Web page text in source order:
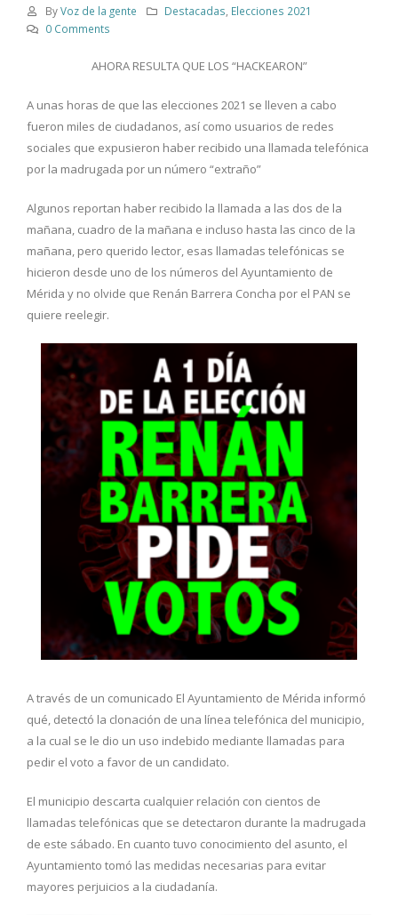
ByVoz de la gente Destacadas Elecciones 2021
0 Comments
AHORARESULTA QUE LOS “HACKEARON”
A unas horas de que las elecciones 2021 se lleven a cabo
fueron miles de ciudadanos, así como usuarios de redes
sociales que expusieron haber recibido una llamada telefónica
por la madrugada por un número “extraño”
Algunos reportan haber recibido la llamada a las dos de la
mañana, cuadro de la mañana e incluso hasta las cinco de la
mañana, pero querido lector, esas llamadas telefónicas se
hicieron desde uno de los números del Ayuntamiento de
Mérida y no olvide que Renán Barrera Concha por el PAN se
quiere reelegir.
A través de un comunicado El Ayuntamiento de Mérida informó
qué, detectó la clonación de una línea telefónica del municipio,
a la cual se le dio un uso indebido mediante llamadas para
pedir el voto a favor de un candidato.
El municipio descarta cualquier relación con cientos de
llamadas telefónicas que se detectaron durante la madrugada
de este sábado. En cuanto tuvo conocimiento del asunto, el
Ayuntamiento tomó las medidas necesarias para evitar
mayores perjuicios a la ciudadanía.